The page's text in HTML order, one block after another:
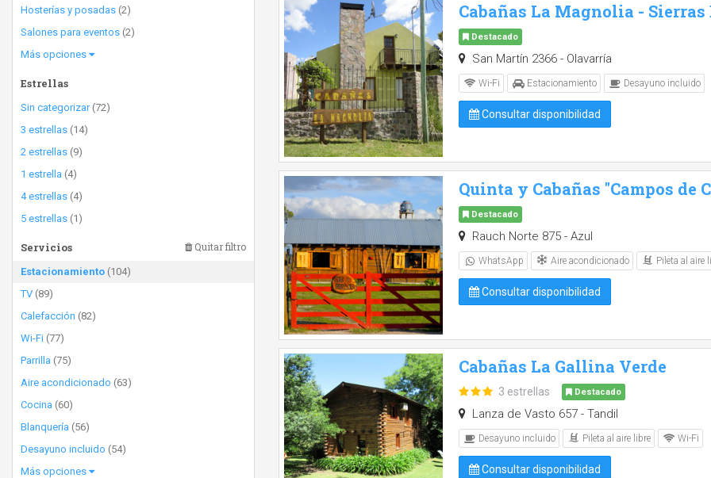
Hosterías y posadas (2)
Salones para eventos (2)
Más opciones
Estrellas
Sin categorizar(72)
3 estrellas (14)
2 estrellas (9)
1 estrella (4)
4 estrellas (4)
5 estrellas (1)
Servicios Quitar filtro
Estacionamiento (104)
TV (89)
Calefacción (82)
Wi-Fi (77)
Parrilla (75)
Aire acondicionado (63)
Cocina (60)
Blanquería (56)
Desayuno incluido (54)
Más opciones
Cabañas La Magnolia - Sierras
Destacado
San Martín 2366 - Olavarría
Wi-Fi Estacionamiento Desayuno incluido
Consultar disponibilidad
Quinta y Cabañas "Campos de
Destacado
Rauch Norte 875 - Azul
WhatsApp Aire acondicionado Pileta al aire
Consultar disponibilidad
Cabañas La Gallina Verde
3 estrellas Destacado
Lanza de Vasto 657 - Tandil
Desayuno incluido Pileta al aire libre Wi-Fi
Consultar disponibilidad